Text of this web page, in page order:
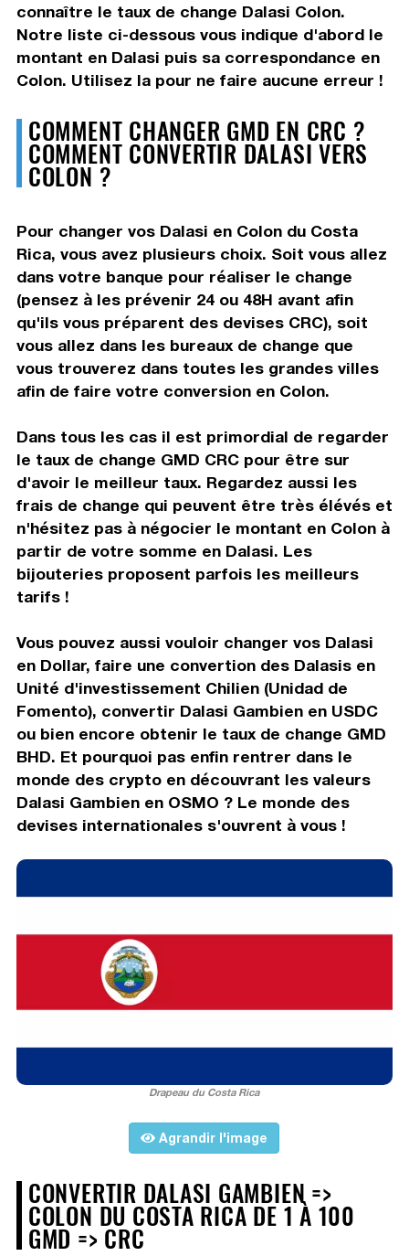
connaître le taux de change Dalasi Colon.
Notre liste ci-dessous vous indique d'abord le
montant en Dalasi puis sa correspondance en
Colon. Utilisez la pour ne faire aucune erreur !
COMMENT CHANGER GMD EN CRC ?
COMMENT CONVERTIR DALASI VERS
COLON ?
Pour changer vos Dalasi en Colon du Costa
Rica, vous avez plusieurs choix. Soit vous allez
dans votre banque pour réaliser le change
(pensez à les prévenir 24 ou 48H avant afin
qu'ils vous préparent des devises CRC), soit
vous allez dans les bureaux de change que
vous trouverez dans toutes les grandes villes
afin de faire votre conversion en Colon.
Dans tous les cas il est primordial de regarder
le taux de change GMD CRC pour être sur
d'avoir le meilleur taux. Regardez aussi les
frais de change qui peuvent être très élévés et
n'hésitez pas à négocier le montant en Colon à
partir de votre somme en Dalasi. Les
bijouteries proposent parfois les meilleurs
tarifs !
Vous pouvez aussi vouloir changer vos Dalasi
en Dollar, faire une convertion des Dalasis en
Unité d'investissement Chilien (Unidad de
Fomento), convertir Dalasi Gambien en USDC
ou bien encore obtenir le taux de change GMD
BHD. Et pourquoi pas enfin rentrer dans le
monde des crypto en découvrant les valeurs
Dalasi Gambien en OSMO ? Le monde des
devises internationales s'ouvrent à vous !
Drapeau du Costa Rica
Agrandir l'image
CONVERTIR DALASI GAMBIEN =>
COLON DU COSTA RICA DE 1 À 100
GMD => CRC